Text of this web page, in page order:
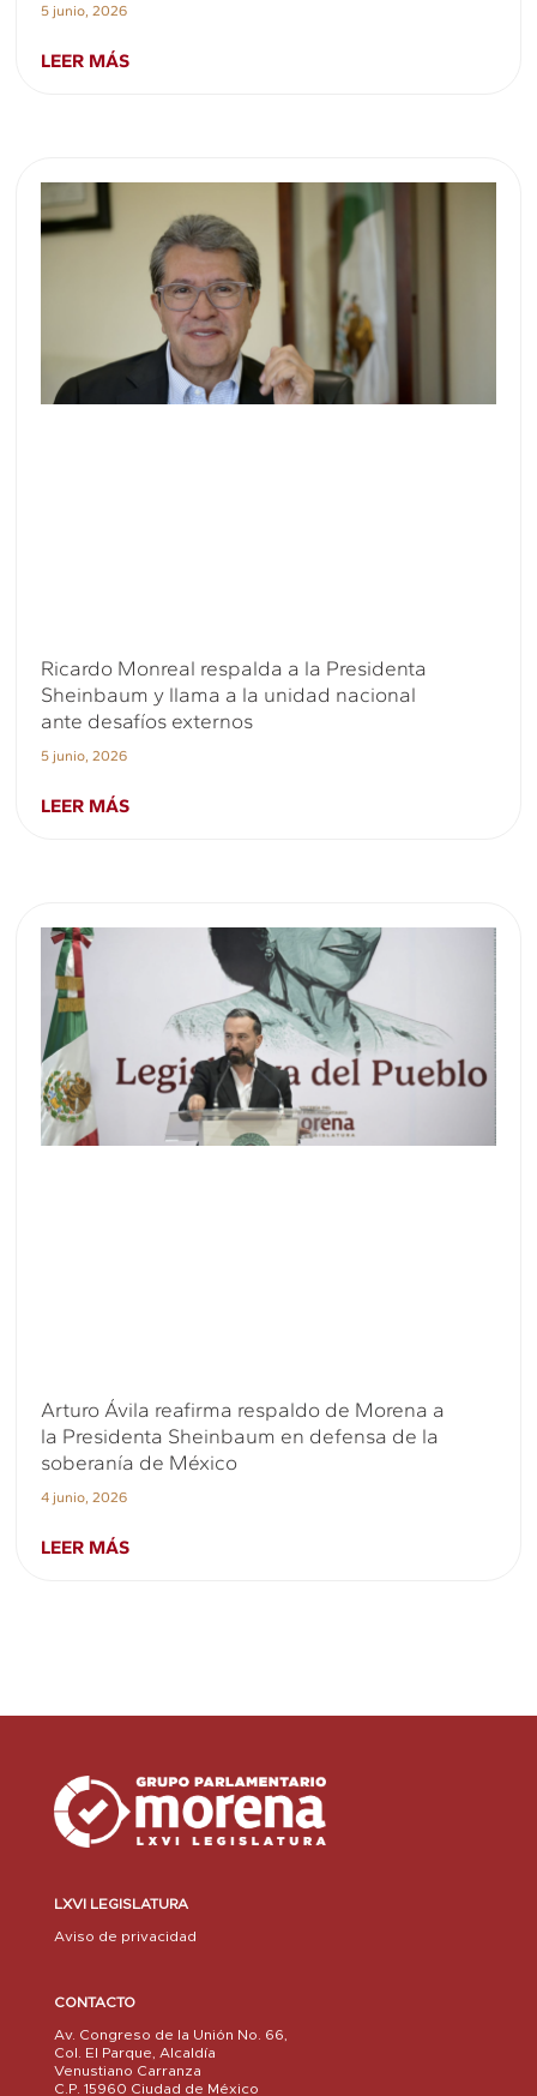
5 junio, 2026
LEER MÁS
Ricardo Monreal respalda a la Presidenta
Sheinbaum y llama a la unidad nacional
ante desafíos externos
5 junio, 2026
LEER MÁS
Arturo Ávila reafirma respaldo de Morena a
la Presidenta Sheinbaum en defensa de la
soberanía de México
4 junio, 2026
LEER MÁS
LXVI LEGISLATURA
Aviso de privacidad
CONTACTO
Av. Congreso de la Unión No. 66,
Col. El Parque, Alcaldía
Venustiano Carranza
C.P. 15960 Ciudad de México